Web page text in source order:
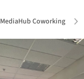
MediaHub Coworking